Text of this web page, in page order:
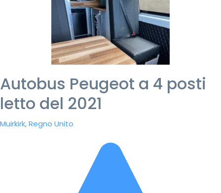
Autobus Peugeot a 4 posti
letto del 2021
Muirkirk, Regno Unito